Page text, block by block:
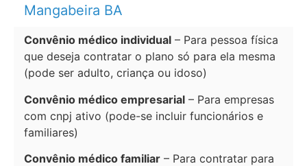
Mangabeira BA
Convênio médico individual – Para pessoa física
que deseja contratar o plano só para ela mesma
(pode ser adulto, criança ou idoso)
Convênio médico empresarial – Para empresas
com cnpj ativo (pode-se incluir funcionários e
familiares)
Convênio médico familiar – Para contratar para